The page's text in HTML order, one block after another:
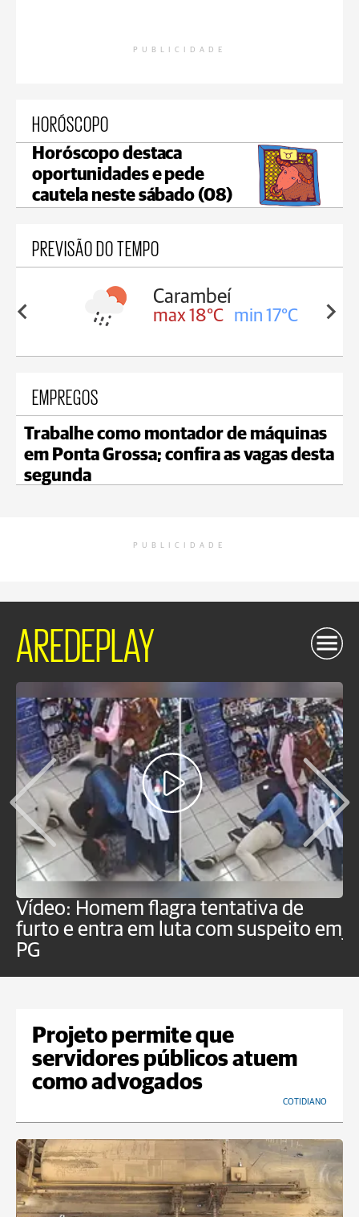
PUBLICIDADE
HORÓSCOPO
Horóscopo destaca
oportunidades e pede
cautela neste sábado (08)
PREVISÃO DO TEMPO
18°C
Carambeí
max 18°C min 17°C
EMPREGOS
Trabalhe como montador de máquinas
em Ponta Grossa; confira as vagas desta
segunda
PUBLICIDADE
AREDEPLAY
Vídeo: Homem flagra tentativa de
furto e entra em luta com suspeito em
PG
Projeto permite que
servidores públicos atuem
como advogados
COTIDIANO